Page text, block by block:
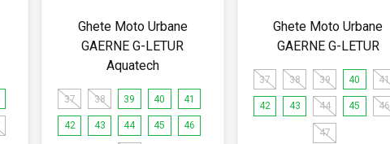
Ghete Moto Urbane
GAERNE G-LETUR
Aquatech
37 38 39 40 41
42 43 44 45 46
Ghete Moto Urbane
GAERNE G-LETUR
37 38 39 40 41
42 43 44 45 46
47